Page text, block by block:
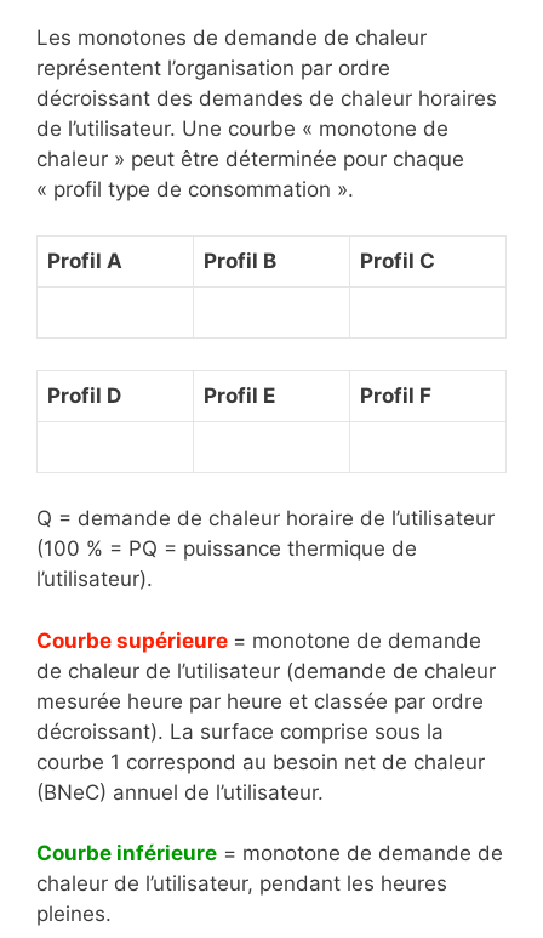
Les monotones de demande de chaleur
représentent l’organisation par ordre
décroissant des demandes de chaleur horaires
de l’utilisateur. Une courbe « monotone de
chaleur » peut être déterminée pour chaque
« profil type de consommation ».
Profil A Profil B Profil C
Profil D Profil E Profil F
Q = demande de chaleur horaire de l’utilisateur
(100 % = PQ = puissance thermique de
l’utilisateur).
Courbe supérieure = monotone de demande
de chaleur de l’utilisateur (demande de chaleur
mesurée heure par heure et classée par ordre
décroissant). La surface comprise sous la
courbe 1 correspond au besoin net de chaleur
(BNeC) annuel de l’utilisateur.
Courbe inférieure = monotone de demande de
chaleur de l’utilisateur, pendant les heures
pleines.